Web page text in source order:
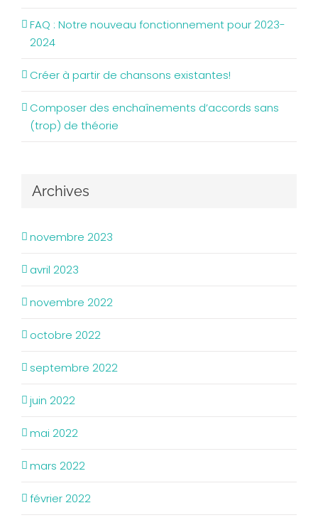
FAQ : Notre nouveau fonctionnement pour 2023-
2024
Créer à partir de chansons existantes!
Composer des enchaînements d’accords sans
(trop) de théorie
Archives
novembre 2023
avril 2023
novembre 2022
octobre 2022
septembre 2022
juin 2022
mai 2022
mars 2022
février 2022